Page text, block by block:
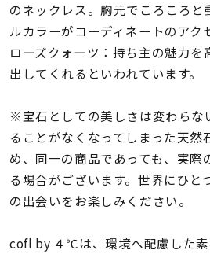
レディース
リングサイズ
リングサイズ
価格 ¥0
在庫 在庫ありのみ
のネックレス。胸元でころころと
ルカラーがコーディネートのアク
ローズクォーツ：持ち主の魅力を
出してくれるといわれています。
※宝石としての美しさは変わらな
ることがなくなってしまった天然
め、同一の商品であっても、実際
る場合がございます。世界にひと
の出会いをお楽しみください。
cofl by ４℃は、環境へ配慮した素